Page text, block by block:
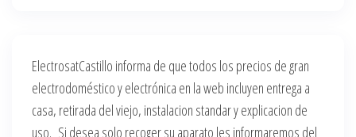
ElectrosatCastillo informa de que todos los precios de gran
electrodoméstico y electrónica en la web incluyen entrega a
casa, retirada del viejo, instalacion standar y explicacion de
uso. Si desea solo recoger su aparato les informaremos del